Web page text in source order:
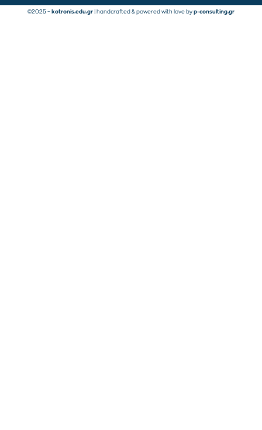
©2025 – kotronis.edu.gr | handcrafted & powered with love by p-consulting.gr